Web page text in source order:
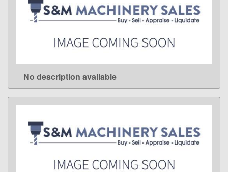
LEARN MORE
No description available